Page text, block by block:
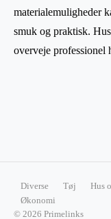
materialemuligheder
smuk og praktisk.
overveje professionel
Diverse Tøj Hus
Økonomi
© 2026 Primelinks